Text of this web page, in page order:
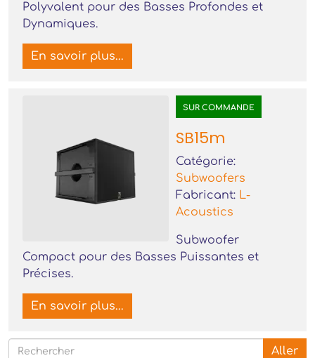
Polyvalent pour des Basses Profondes et
Dynamiques.
En savoir plus...
SUR COMMANDE
SB15m
Catégorie:
Subwoofers
Fabricant: L-
Acoustics
Subwoofer
Compact pour des Basses Puissantes et
Précises.
En savoir plus...
Aller